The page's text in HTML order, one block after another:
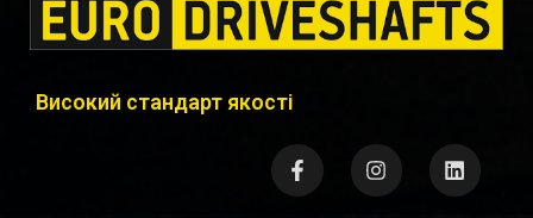
Високий стандарт якості